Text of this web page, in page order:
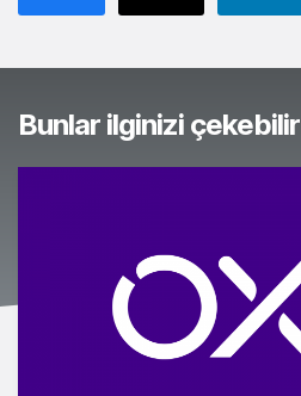
Bunlar ilginizi çekebilir